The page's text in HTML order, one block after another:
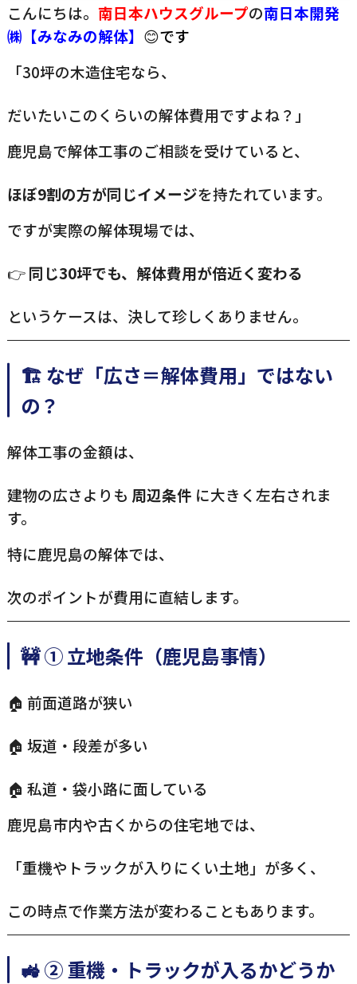
こんにちは。 南日本ハウスグループの南日本開発
㈱【みなみの解体】 😊です
「30坪の木造住宅なら、
だいたいこのくらいの解体費用ですよね？」
鹿児島で解体工事のご相談を受けていると、
ほぼ9割の方が同じイメージを持たれています。
ですが実際の解体現場では、
👉同じ30坪でも、解体費用が倍近く変わる
というケースは、決して珍しくありません。
🏗️ なぜ「広さ＝解体費用」ではない
の？
解体工事の金額は、
建物の広さよりも 周辺条件 に大きく左右されま
す。
特に鹿児島の解体では、
次のポイントが費用に直結します。
🚧 ① 立地条件（鹿児島事情）
🏠 前面道路が狭い
🏠 坂道・段差が多い
🏠 私道・袋小路に面している
鹿児島市内や古くからの住宅地では、
「重機やトラックが入りにくい土地」が多く、
この時点で作業方法が変わることもあります。
🚜 ② 重機・トラックが入るかどうか